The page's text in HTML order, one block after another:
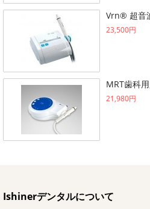
Vrn® 超音
23,500円
MRT歯科
21,980円
Ishinerデンタルについて